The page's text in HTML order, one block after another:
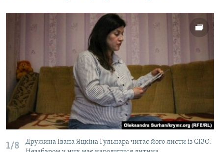
1/8
Дружина Івана Яцкіна Гульнара читає його листи із СІЗО.